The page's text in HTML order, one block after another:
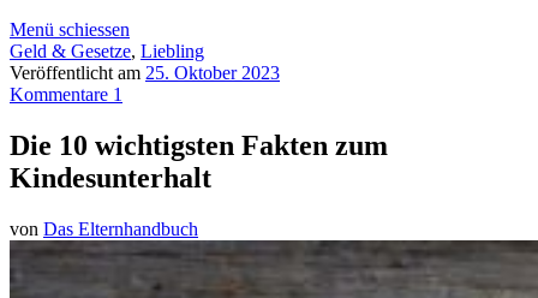
Menü schiessen
Geld & Gesetze, Liebling
Veröffentlicht am 25. Oktober 2023
Kommentare 1
Die 10 wichtigsten Fakten zum
Kindesunterhalt
von Das Elternhandbuch